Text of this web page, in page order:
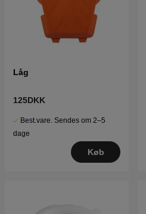
Låg
125DKK
Best.vare. Sendes om 2–5
dage
Køb